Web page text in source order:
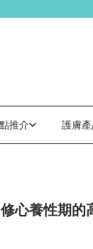
推介 護膚
心養性期的